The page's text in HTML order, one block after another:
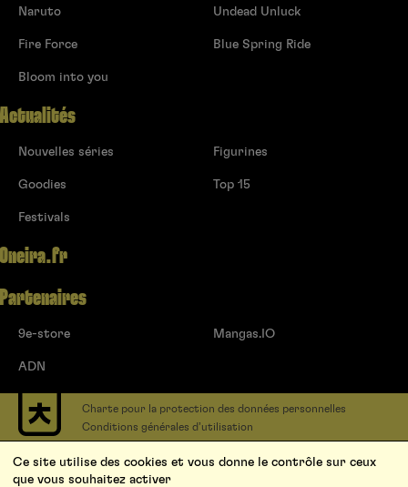
Naruto
Fire Force
Bloom into you
Undead Unluck
Blue Spring Ride
Actualités
Nouvelles séries
Goodies
Festivals
Figurines
Top 15
Oneira.fr
Partenaires
9e-store
ADN
Mangas.IO
Charte pour la protection des données personnelles
Conditions générales d’utilisation
Contact
Soumettre un projet
Proposer une série
Ce site utilise des cookies et vous donne le contrôle sur ceux
que vous souhaitez activer